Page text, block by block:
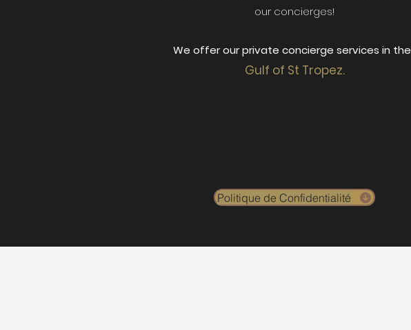
our concierges!
We offer our private concierge services in the
Gulf of St Tropez.
Politique de Confidentialité